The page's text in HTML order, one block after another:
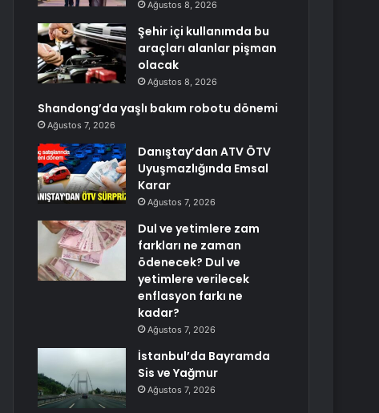
Ağustos 8, 2026
Şehir içi kullanımda bu
araçları alanlar pişman
olacak
Ağustos 8, 2026
Shandong’da yaşlı bakım robotu dönemi
Ağustos 7, 2026
Danıştay’dan ATV ÖTV
Uyuşmazlığında Emsal
Karar
Ağustos 7, 2026
Dul ve yetimlere zam
farkları ne zaman
ödenecek? Dul ve
yetimlere verilecek
enflasyon farkı ne
kadar?
Ağustos 7, 2026
İstanbul’da Bayramda
Sis ve Yağmur
Ağustos 7, 2026